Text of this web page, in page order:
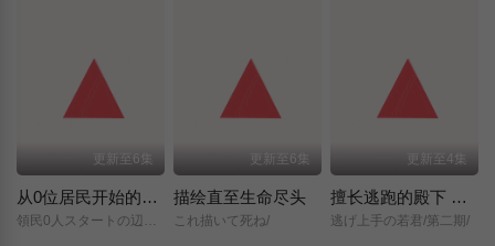
更新至6集
从0位居民开始的边境领主大人
領民0人スタートの辺境領主様/
更新至6集
描绘直至生命尽头
これ描いて死ね/
更新至4集
擅长逃跑的殿下 第二季
逃げ上手の若君/第二期/